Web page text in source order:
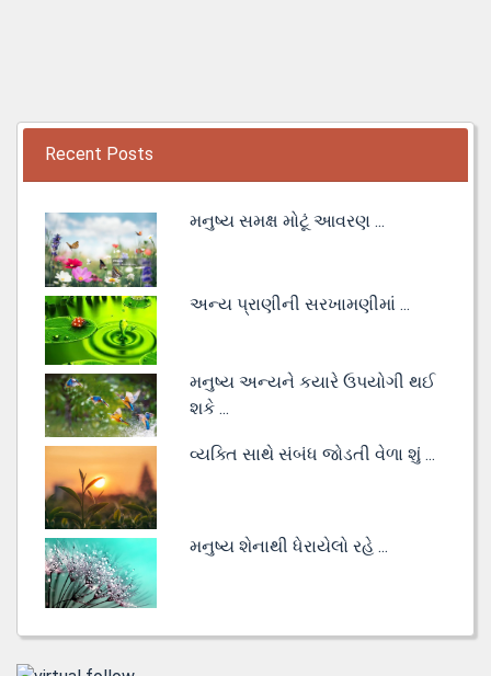
Recent Posts
મનુષ્ય સમક્ષ મોટૂં આવરણ ...
અન્ય પ્રાણીની સરખામણીમાં ...
મનુષ્ય અન્યને કયારે ઉપયોગી થઈ
શકે ...
વ્યક્તિ સાથે સંબંધ જોડતી વેળા શું ...
મનુષ્ય શેનાથી ધેરાયેલો રહે ...